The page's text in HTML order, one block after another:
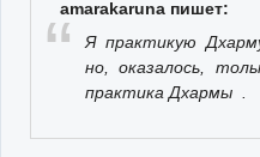
amarakaruna пишет:
Я практикую
но, оказалось,
практика Дхармы .